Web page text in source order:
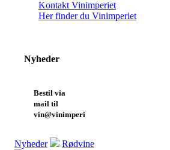
Kontakt Vinimperiet
Her finder du Vinimperiet
Nyheder
Bestil via
mail til
vin@vinimperiet.dk
Nyheder
Rødvine